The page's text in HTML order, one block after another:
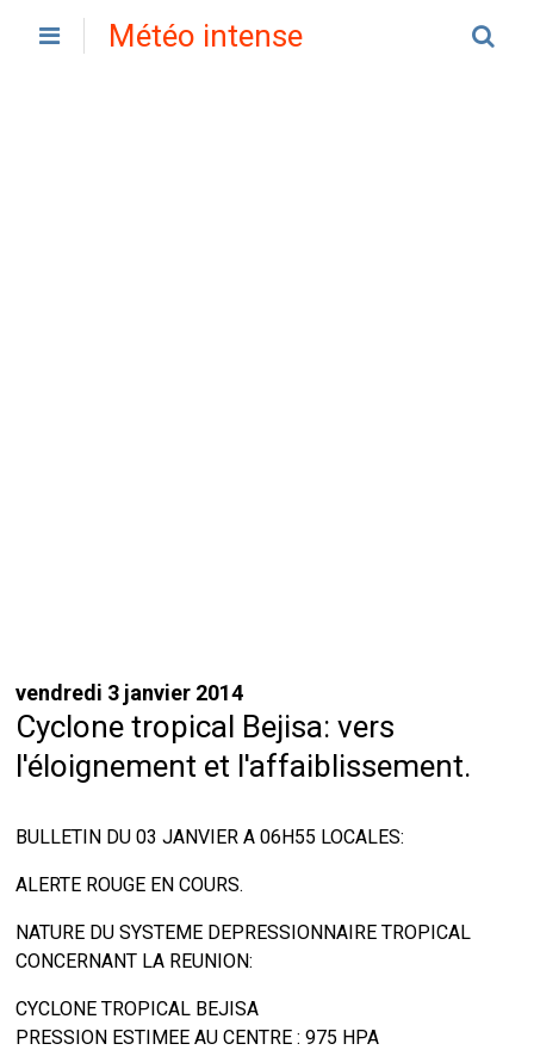
Météo intense
vendredi 3 janvier 2014
Cyclone tropical Bejisa: vers
l'éloignement et l'affaiblissement.
BULLETIN DU 03 JANVIER A 06H55 LOCALES:
ALERTE ROUGE EN COURS.
NATURE DU SYSTEME DEPRESSIONNAIRE TROPICAL
CONCERNANT LA REUNION:
CYCLONE TROPICAL BEJISA
PRESSION ESTIMEE AU CENTRE : 975 HPA